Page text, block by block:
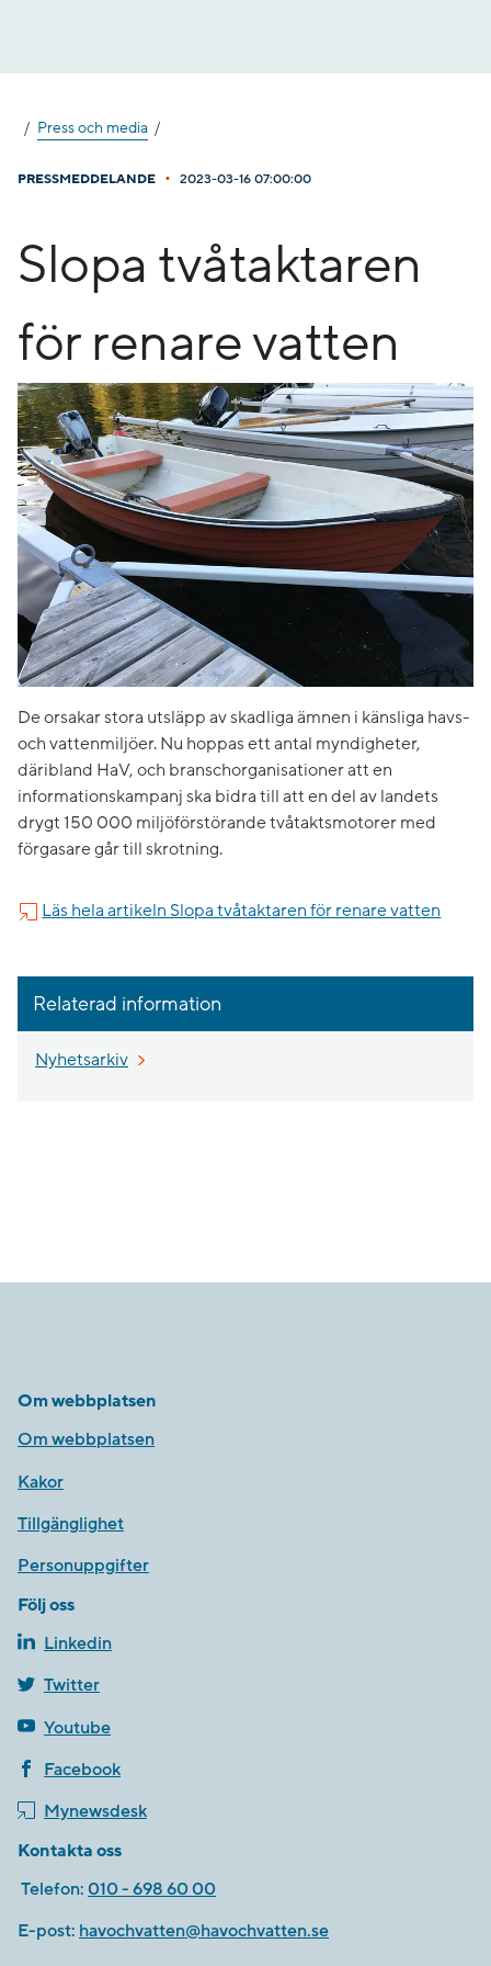
Press och media
PRESSMEDDELANDE • 2023-03-16 07:00:00
Slopa tvåtaktaren
för renare vatten
De orsakar stora utsläpp av skadliga ämnen i känsliga havs-
och vattenmiljöer. Nu hoppas ett antal myndigheter,
däribland HaV, och branschorganisationer att en
informationskampanj ska bidra till att en del av landets
drygt 150 000 miljöförstörande tvåtaktsmotorer med
förgasare går till skrotning.
Läs hela artikeln Slopa tvåtaktaren för renare vatten
Relaterad information
Nyhetsarkiv
Om webbplatsen
Om webbplatsen
Kakor
Tillgänglighet
Personuppgifter
Följ oss
Linkedin
Twitter
Youtube
Facebook
Mynewsdesk
Kontakta oss
Telefon: 010 - 698 60 00
E-post: havochvatten@havochvatten.se